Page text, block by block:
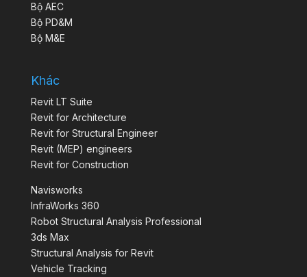
Bộ AEC
Bộ PD&M
Bộ M&E
Khác
Revit LT Suite
Revit for Architecture
Revit for Structural Engineer
Revit (MEP) engineers
Revit for Construction
Navisworks
InfraWorks 360
Robot Structural Analysis Professional
3ds Max
Structural Analysis for Revit
Vehicle Tracking